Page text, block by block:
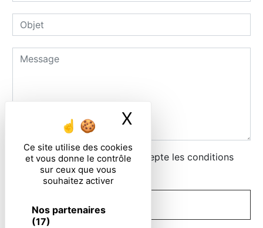
Ce site utilise des cookies
et vous donne le contrôle
sur ceux que vous
souhaitez activer
Nos partenaires
(17)
X
En cochant cette case, j'accepte les conditions
particulières ci-dessous **